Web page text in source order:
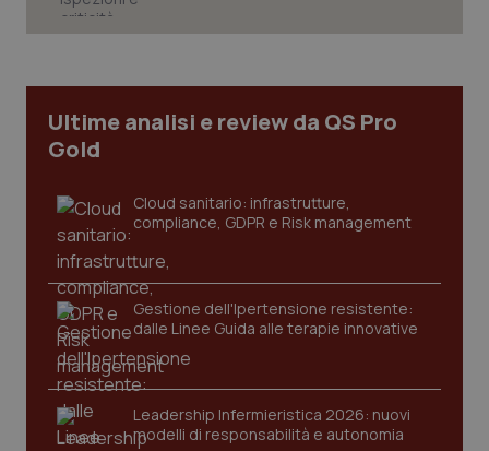
Ultime analisi e review da QS Pro
Gold
Cloud sanitario: infrastrutture,
compliance, GDPR e Risk management
Gestione dell'Ipertensione resistente:
dalle Linee Guida alle terapie innovative
Leadership Infermieristica 2026: nuovi
modelli di responsabilità e autonomia
CookieScriptConsent